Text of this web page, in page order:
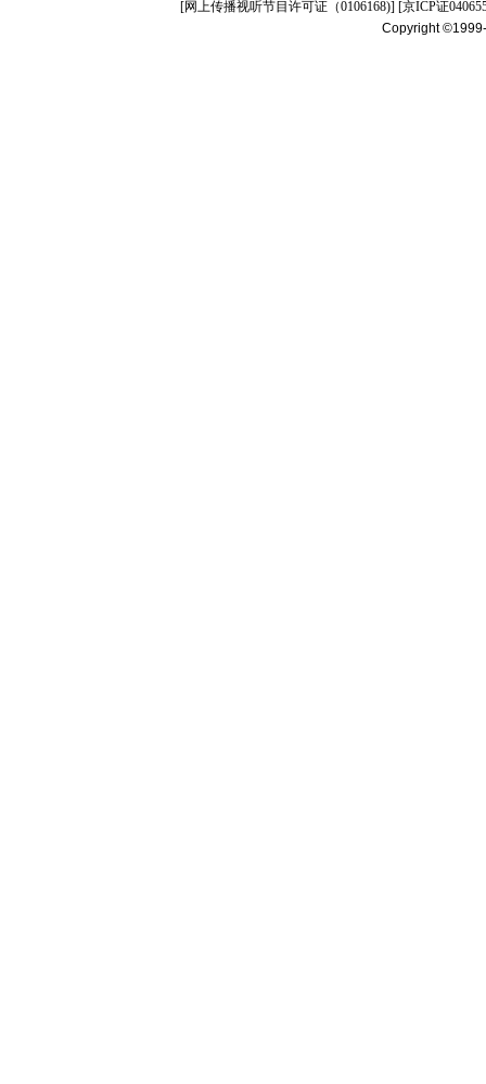
[网上传播视听节目许可证（0106168)] [京ICP证
Copyright